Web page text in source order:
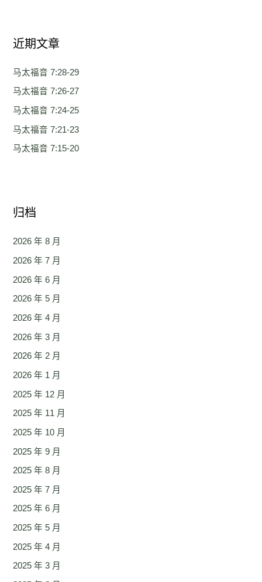
近期文章
马太福音 7:28-29
马太福音 7:26-27
马太福音 7:24-25
马太福音 7:21-23
马太福音 7:15-20
归档
2026 年 8 月
2026 年 7 月
2026 年 6 月
2026 年 5 月
2026 年 4 月
2026 年 3 月
2026 年 2 月
2026 年 1 月
2025 年 12 月
2025 年 11 月
2025 年 10 月
2025 年 9 月
2025 年 8 月
2025 年 7 月
2025 年 6 月
2025 年 5 月
2025 年 4 月
2025 年 3 月